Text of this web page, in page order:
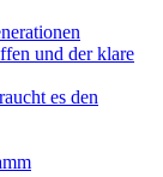
und der klare
es den